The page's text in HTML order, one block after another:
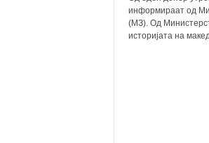
информираат од
(МЗ). Од
историјата на